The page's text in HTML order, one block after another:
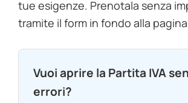
tue esigenze. Prenotala senza
tramite il form in fondo alla
Vuoi aprire la Partita IVA
errori?